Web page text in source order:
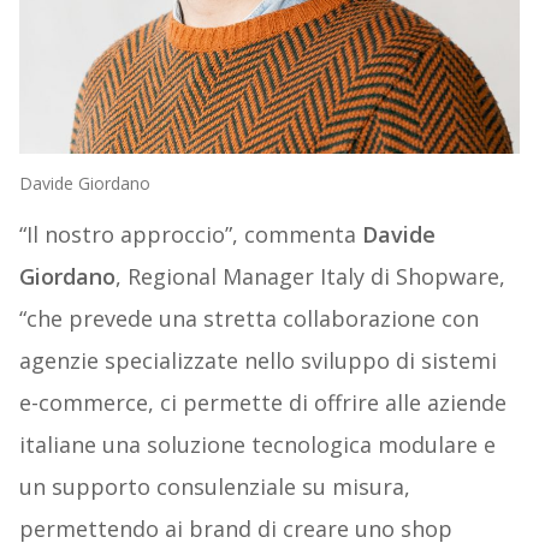
Davide Giordano
“Il nostro approccio”, commenta Davide
Giordano, Regional Manager Italy di Shopware,
“che prevede una stretta collaborazione con
agenzie specializzate nello sviluppo di sistemi
e-commerce, ci permette di offrire alle aziende
italiane una soluzione tecnologica modulare e
un supporto consulenziale su misura,
permettendo ai brand di creare uno shop